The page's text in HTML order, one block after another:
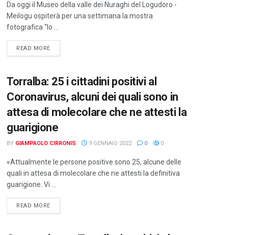
Da oggi il Museo della valle dei Nuraghi del Logudoro -
Meilogu ospiterà per una settimana la mostra
fotografica “Io ...
READ MOREDETAILS
Torralba: 25 i cittadini positivi al
Coronavirus, alcuni dei quali sono in
attesa di molecolare che ne attesti la
guarigione
BY GIAMPAOLO CIRRONIS 9 GENNAIO 2022 0 0
«Attualmente le persone positive sono 25, alcune delle
quali in attesa di molecolare che ne attesti la definitiva
guarigione. Vi ...
READ MOREDETAILS